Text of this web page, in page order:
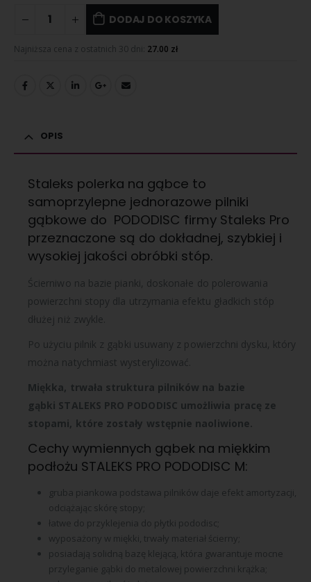
DODAJ DO KOSZYKA
Najniższa cena z ostatnich 30 dni: 27.00 zł
OPIS
Staleks polerka na gąbce to
samoprzylepne jednorazowe pilniki
gąbkowe do PODODISC firmy Staleks Pro
przeznaczone są do dokładnej, szybkiej i
wysokiej jakości obróbki stóp.
Ścierniwo na bazie pianki, doskonałe do polerowania
powierzchni stopy dla utrzymania efektu gładkich stóp
dłużej niż zwykle.
Po użyciu pilnik z gąbki usuwany z powierzchni dysku, który
można natychmiast wysterylizować.
Miękka, trwała struktura pilników na bazie
gąbki STALEKS PRO PODODISC umożliwia pracę ze
stopami, które zostały wstępnie naoliwione.
Cechy wymiennych gąbek na miękkim
podłożu STALEKS PRO PODODISC M:
gruba piankowa podstawa pilników daje efekt amortyzacji,
odciążając skórę stopy;
łatwe do przyklejenia do płytki pododisc;
wyposażony w miękki, trwały materiał ścierny;
posiadają solidną bazę klejącą, która gwarantuje mocne
przyleganie gąbki do metalowej powierzchni krążka;